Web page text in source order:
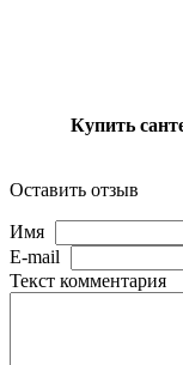
Купить
Оставить отзыв
Имя
E-mail
Текст комментария